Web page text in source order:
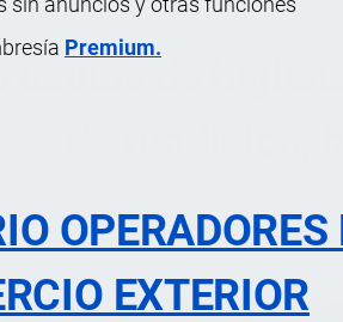
Premium.
OPERADORES
EXTERIOR
de
de fundición,
ÍNDICE DE CONTENIDOS